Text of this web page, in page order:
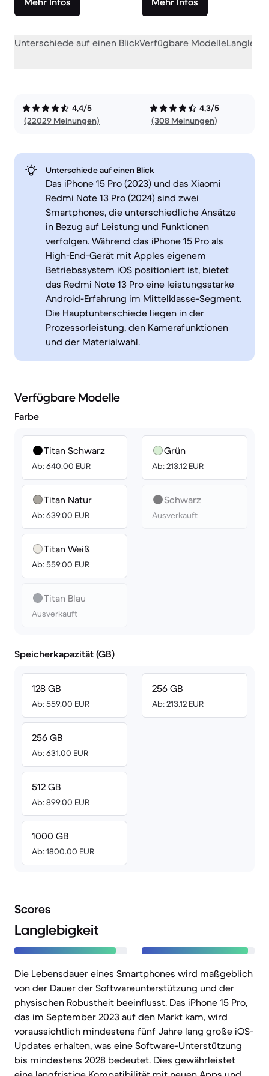
Unterschiede auf einen BlickVerfügbare Modelle
4,4/5
(22029 Meinungen)
4,3/5
(308 Meinungen)
Unterschiede auf einen Blick
Das iPhone 15 Pro (2023) und das Xiaomi
Redmi Note 13 Pro (2024) sind zwei
Smartphones, die unterschiedliche Ansätze
in Bezug auf Leistung und Funktionen
verfolgen. Während das iPhone 15 Pro als
High-End-Gerät mit Apples eigenem
Betriebssystem iOS positioniert ist, bietet
das Redmi Note 13 Pro eine leistungsstarke
Android-Erfahrung im Mittelklasse-Segment.
Die Hauptunterschiede liegen in der
Prozessorleistung, den Kamerafunktionen
und der Materialwahl.
Verfügbare Modelle
Farbe
Titan Schwarz
Ab: 640.00 EUR
Titan Natur
Ab: 639.00 EUR
Titan Weiß
Ab: 559.00 EUR
Titan Blau
Ausverkauft
Grün
Ab: 213.12 EUR
Schwarz
Ausverkauft
Speicherkapazität (GB)
128 GB
Ab: 559.00 EUR
256 GB
Ab: 631.00 EUR
512 GB
Ab: 899.00 EUR
1000 GB
Ab: 1800.00 EUR
256 GB
Ab: 213.12 EUR
Scores
Langlebigkeit
Die Lebensdauer eines Smartphones wird maßgeblich
von der Dauer der Softwareunterstützung und der
physischen Robustheit beeinflusst. Das iPhone 15 Pro,
das im September 2023 auf den Markt kam, wird
voraussichtlich mindestens fünf Jahre lang große iOS-
Updates erhalten, was eine Software-Unterstützung
bis mindestens 2028 bedeutet. Dies gewährleistet